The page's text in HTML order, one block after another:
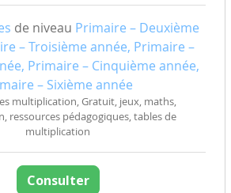
de niveau Primaire – Deuxième
– Troisième année, Primaire –
Primaire – Cinquième année,
– Sixième année
multiplication, Gratuit, jeux, maths,
ressources pédagogiques, tables de
multiplication
Consulter